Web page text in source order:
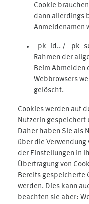
Cookie
dann allerdings
Anmeldenamen
_pk_id.. /
Rahmen der
Beim Abmelden
Webbrowsers
gelöscht.
Cookies werden auf
Nutzerin gespeichert
Daher haben Sie als
über die Verwendung
der Einstellungen in
Übertragung von
Bereits gespeicherte
werden. Dies kann
beachten sie aber: